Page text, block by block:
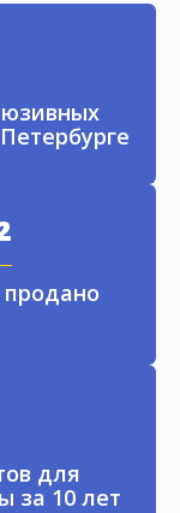
для
за 10 лет